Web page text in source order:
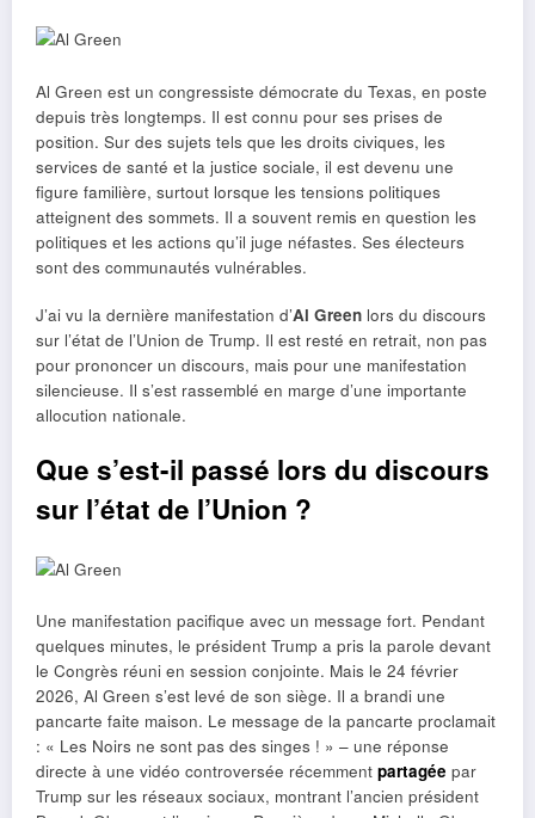
Al Green est un congressiste démocrate du Texas, en poste
depuis très longtemps. Il est connu pour ses prises de
position. Sur des sujets tels que les droits civiques, les
services de santé et la justice sociale, il est devenu une
figure familière, surtout lorsque les tensions politiques
atteignent des sommets. Il a souvent remis en question les
politiques et les actions qu’il juge néfastes. Ses électeurs
sont des communautés vulnérables.
J’ai vu la dernière manifestation d’Al Green lors du discours
sur l’état de l’Union de Trump. Il est resté en retrait, non pas
pour prononcer un discours, mais pour une manifestation
silencieuse. Il s’est rassemblé en marge d’une importante
allocution nationale.
Que s’est-il passé lors du discours
sur l’état de l’Union ?
Une manifestation pacifique avec un message fort. Pendant
quelques minutes, le président Trump a pris la parole devant
le Congrès réuni en session conjointe. Mais le 24 février
2026, Al Green s’est levé de son siège. Il a brandi une
pancarte faite maison. Le message de la pancarte proclamait
: « Les Noirs ne sont pas des singes ! » – une réponse
directe à une vidéo controversée récemment partagée par
Trump sur les réseaux sociaux, montrant l’ancien président